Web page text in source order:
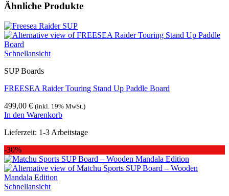
Ähnliche Produkte
Schnellansicht
SUP Boards
FREESEA Raider Touring Stand Up Paddle Board
499,00 € (inkl. 19% MwSt.)
In den Warenkorb
Lieferzeit: 1-3 Arbeitstage
-30%
Schnellansicht